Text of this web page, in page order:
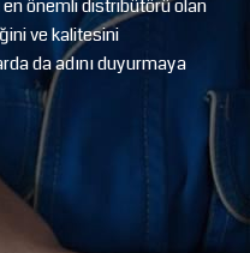
önemli distribütörü olan
ve kalitesini
da adını duyurmaya